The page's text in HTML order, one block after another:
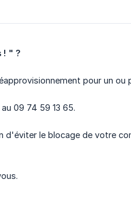
! " ?
pour un
09 74 59 13 65.
le blocage de votre